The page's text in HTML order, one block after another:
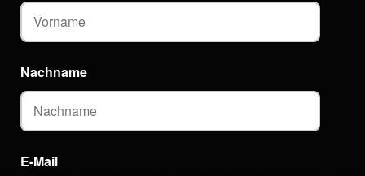
E-Mail
Nachname